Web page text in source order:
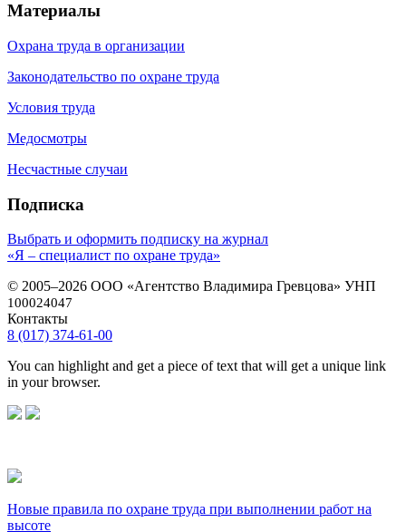
Материалы
Охрана труда в организации
Законодательство по охране труда
Условия труда
Медосмотры
Несчастные случаи
Подписка
Выбрать и оформить подписку на журнал
«Я – специалист по охране труда»
© 2005–2026 ООО «Агентство Владимира Гревцова» УНП
100024047
Контакты
8 (017) 374-61-00
You can highlight and get a piece of text that will get a unique link
in your browser.
Новые правила по охране труда при выполнении работ на
высоте